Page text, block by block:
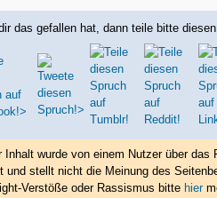
das gefallen hat, dann teile bitte
Inhalt wurde von einem Nutzer über das
und stellt nicht die Meinung des
Verstöße oder Rassismus bitte hier